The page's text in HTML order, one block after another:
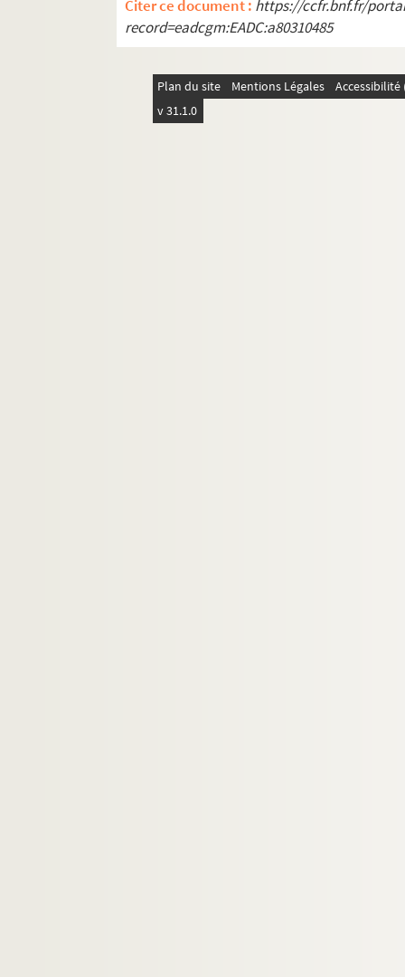
Citer ce document : https://ccfr.bnf.fr/
record=eadcgm:EADC:a80310485
Plan du site Mentions Légales
v 31.1.0